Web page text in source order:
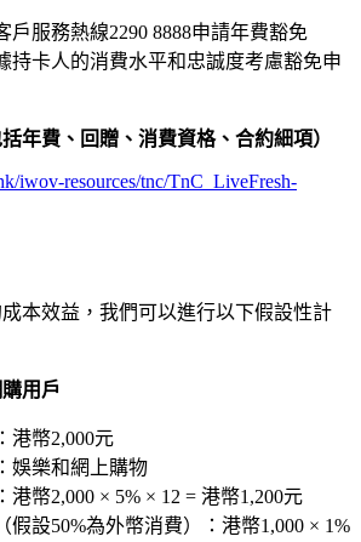
戶服務熱線2290 8888申請年費豁免
持卡人的消費水平和忠誠度考慮豁免申
年費、回贈、消費資格、合約細項）
iwov-resources/tnc/TnC_LiveFresh-
本效益，我們可以進行以下假設性計
用戶
港幣2,000元
娛樂和網上購物
港幣2,000 × 5% × 12 = 港幣1,200元
假設50%為外幣消費）：港幣1,000 × 1%